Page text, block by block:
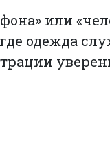
или
одежда